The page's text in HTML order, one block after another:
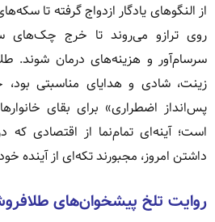
از النگوهای یادگار ازدواج گرفته تا
روی ترازو می‌روند تا خرج چک‌های
سرسام‌آور و هزینه‌های درمان شوند.
زینت، شادی و هدایای مناسبتی
پس‌انداز اضطراری» برای بقای
است؛ آینه‌ای تمام‌نما از اقتصادی که
داشتن امروز، مجبورند تکه‌ای از آینده
روایت تلخ پیشخوان‌های